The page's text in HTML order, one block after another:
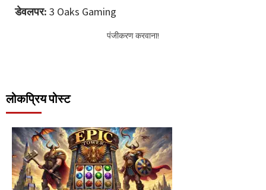
डेवलपर: 3 Oaks Gaming
पंजीकरण करवाना!
लोकप्रिय पोस्ट